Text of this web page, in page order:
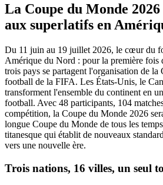
La Coupe du Monde
aux superlatifs en
Du 11 juin au 19 juillet 2026, le cœur du
Amérique du Nord : pour la première fois
trois pays se partagent l'organisation de
football de la FIFA. Les États-Unis, le
transforment l'ensemble du continent en
football. Avec 48 participants, 104
compétition, la Coupe du Monde 2026
longue Coupe du Monde de tous les
titanesque qui établit de nouveaux
vers une nouvelle ère.
Trois nations, 16 villes, un seul